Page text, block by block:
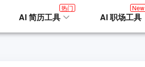
AI 简历工具
热门
AI 职场工具
New